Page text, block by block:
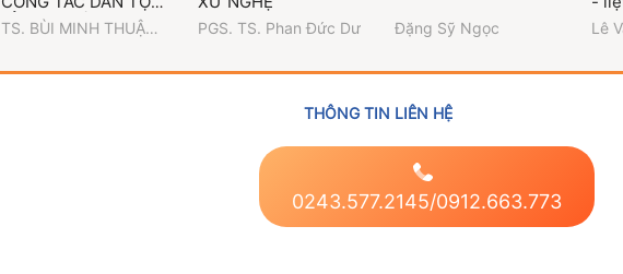
TỈNH NGHỆ AN
(1946 - 2026)
TS. BÙI MINH THUẬN
NGUYỄN VĂN TUẤN -
PGS. TS. Phan Đức Dư Đặng Sỹ Ngọc Lê
THÔNG TIN LIÊN HỆ
0243.577.2145/0912.663.773